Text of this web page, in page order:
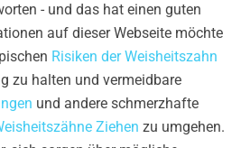
- und das hat einen guten
auf dieser Webseite möchte
Risiken der Weisheitszahn
zu halten und vermeidbare
und andere schmerzhafte
Ziehen zu umgehen.